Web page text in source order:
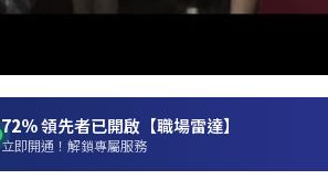
72%領先者已開啟【職場雷達】
立即開通！解鎖專屬服務